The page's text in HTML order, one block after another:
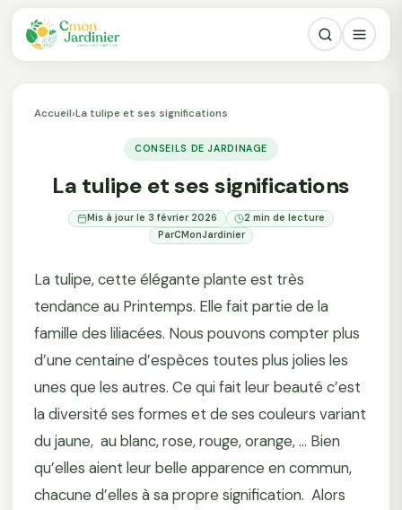
Accueil›La tulipe et ses significations
CONSEILS DE JARDINAGE
La tulipe et ses significations
Mis à jour le 3 février 2026
2 min de lecture
ParCMonJardinier
La tulipe, cette élégante plante est très
tendance au Printemps. Elle fait partie de la
famille des liliacées. Nous pouvons compter plus
d’une centaine d’espèces toutes plus jolies les
unes que les autres. Ce qui fait leur beauté c’est
la diversité ses formes et de ses couleurs variant
du jaune, au blanc, rose, rouge, orange, … Bien
qu’elles aient leur belle apparence en commun,
chacune d’elles à sa propre signification. Alors